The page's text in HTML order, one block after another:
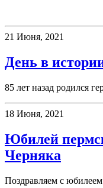
21 Июня, 2021
День в
85 лет назад родился
18 Июня, 2021
Юбилей
Черняка
Поздравляем с юбилеем